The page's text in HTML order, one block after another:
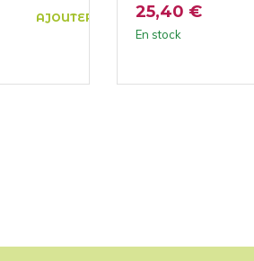
AJOUTER AU PANIER25,40 €
En stock